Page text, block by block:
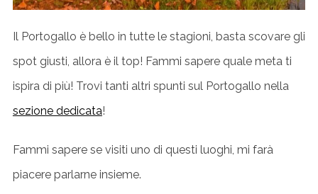
Il Portogallo è bello in tutte le stagioni, basta scovare gli
spot giusti, allora è il top! Fammi sapere quale meta ti
ispira di più! Trovi tanti altri spunti sul Portogallo nella
sezione dedicata!
Fammi sapere se visiti uno di questi luoghi, mi farà
piacere parlarne insieme.